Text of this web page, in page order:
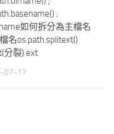
;
如何拆分為主檔名
名os.path.splitext()
分裂) ext
07-17